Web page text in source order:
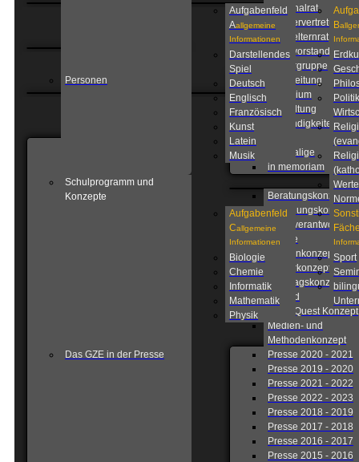
Personalrat
Schülervertretung
Schulelternrat
Schulvorstand
Steuergruppe
Personen
Schulleitung
Kollegium
Verwaltung
Zuständigkeiten am
Ehemalige
in memoriam
Schulprogramm und
Konzepte
Beratungskonzept
Betreuungskonzept
Eigenverantwortliche
Schule
Fahrtenkonzept
Förderkonzept
Ganztagskonzept
Leitbild
Lions Quest Konzept
Medien- und
Methodenkonzept
Das GZE in der Presse
Presse 2020 - 2021
Presse 2019 - 2020
Presse 2021 - 2022
Presse 2022 - 2023
Presse 2018 - 2019
Presse 2017 - 2018
Presse 2016 - 2017
Presse 2015 - 2016
Aufgabenfeld
Aallgemeine
Informationen
Darstellendes
Spiel
Deutsch
Englisch
Französisch
Kunst
Latein
Musik
B
Aufgabenfeld
Callgemeine
Informationen
Biologie
Chemie
Informatik
Mathematik
Physik
Sport